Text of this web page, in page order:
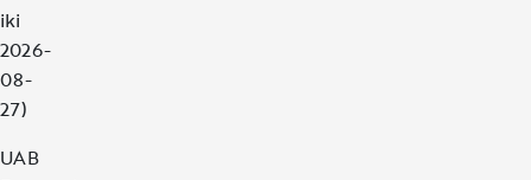
iki
2026-
08-
27)
UAB